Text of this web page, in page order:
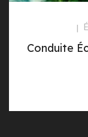
Conduite